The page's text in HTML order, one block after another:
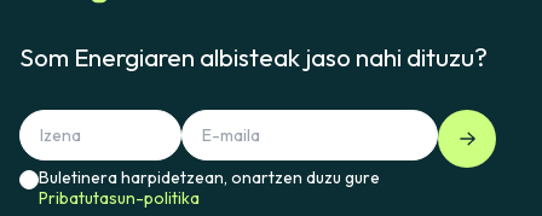
Som Energiaren albisteak jaso nahi dituzu?
Buletinera harpidetzean, onartzen duzu gure
Pribatutasun-politika